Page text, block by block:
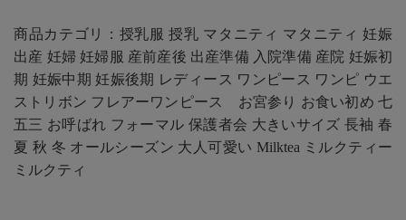
商品カテゴリ：授乳服 授乳 マタニティ マタニティ 妊娠
出産 妊婦 妊婦服 産前産後 出産準備 入院準備 産院 妊娠初
期 妊娠中期 妊娠後期 レディース ワンピース ワンピ ウエ
ストリボン フレアーワンピース お宮参り お食い初め 七
五三 お呼ばれ フォーマル 保護者会 大きいサイズ 長袖 春
夏 秋 冬 オールシーズン 大人可愛い Milktea ミルクティー
ミルクティ